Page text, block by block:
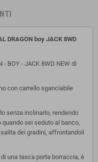
DRAGON boy JACK 8WD
- BOY - JACK 8WD NEW di
con carrello sganciabile
senza inclinarlo, rendendo
sei seduto al banco,
dei gradini, affrontandoli
una tasca porta borraccia, è